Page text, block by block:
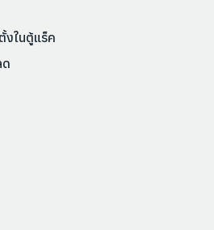
งในตู้แร็ค
ด